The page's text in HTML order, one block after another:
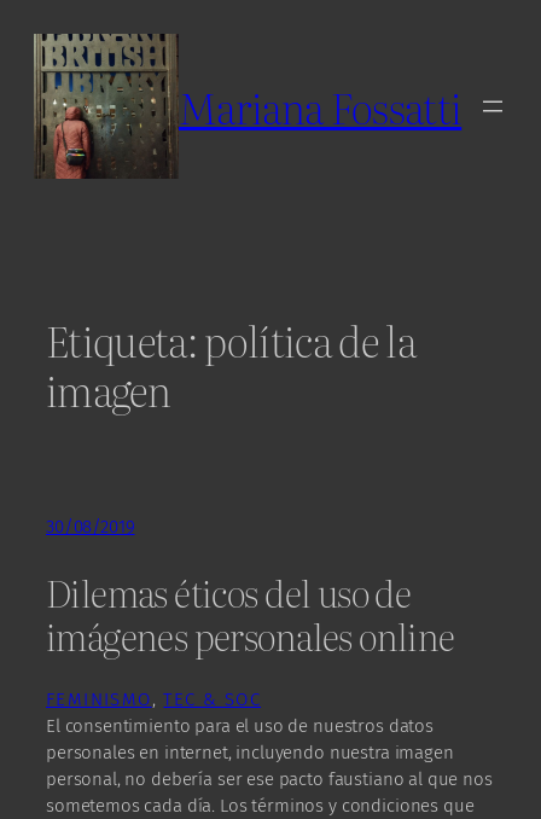
content
Mariana Fossatti
Etiqueta:política de la
imagen
30/08/2019
Dilemas éticos del uso de
imágenes personales online
FEMINISMO, TEC & SOC
El consentimiento para el uso de nuestros datos
personales en internet, incluyendo nuestra imagen
personal, no debería ser ese pacto faustiano al que nos
sometemos cada día. Los términos y condiciones que